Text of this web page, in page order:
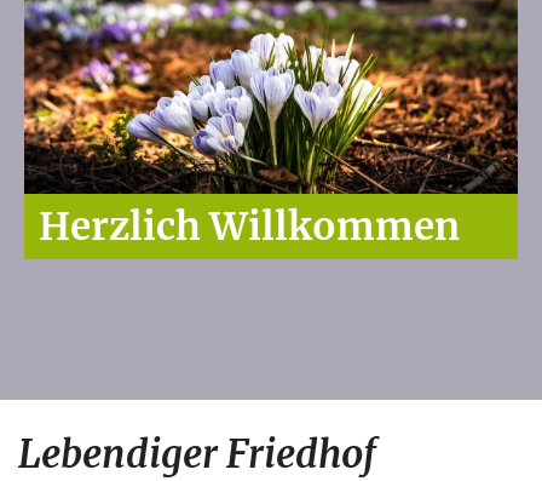
Herzlich Willkommen
Lebendiger Friedhof